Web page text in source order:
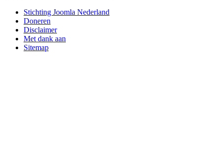
Stichting Joomla Nederland
Doneren
Disclaimer
Met dank aan
Sitemap